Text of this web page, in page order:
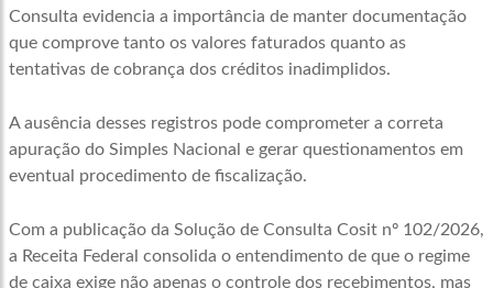
Consulta evidencia a importância de manter documentação
que comprove tanto os valores faturados quanto as
tentativas de cobrança dos créditos inadimplidos.
A ausência desses registros pode comprometer a correta
apuração do Simples Nacional e gerar questionamentos em
eventual procedimento de fiscalização.
Com a publicação da Solução de Consulta Cosit nº 102/2026,
a Receita Federal consolida o entendimento de que o regime
de caixa exige não apenas o controle dos recebimentos, mas